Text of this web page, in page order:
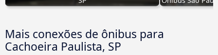
Mais conexões de ônibus para
Cachoeira Paulista, SP